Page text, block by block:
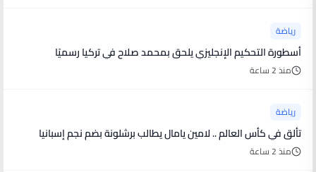
رياضة
أسطورة التحكيم الإنجليزي يلحق بمحمد صلاح في تركيا رسميًا
منذ 2 ساعة
رياضة
تألق في كأس العالم .. لامين يامال يطالب برشلونة بضم نجم إسبانيا
منذ 2 ساعة